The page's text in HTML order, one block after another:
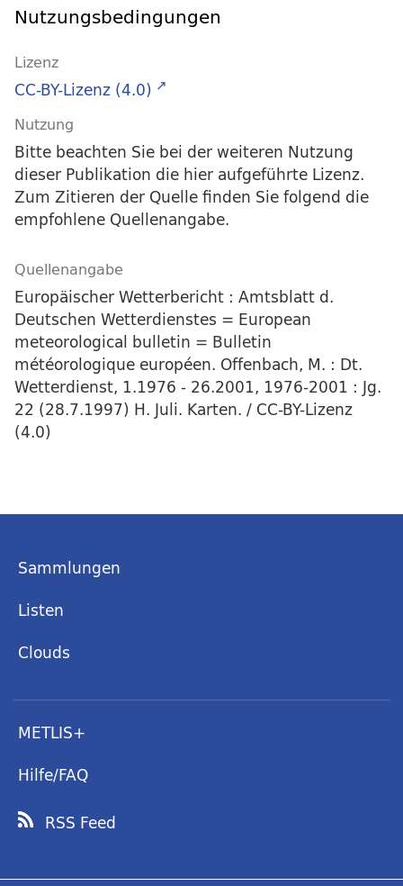
Nutzungsbedingungen
Lizenz
CC-BY-Lizenz (4.0)
Nutzung
Bitte beachten Sie bei der weiteren Nutzung
dieser Publikation die hier aufgeführte Lizenz.
Zum Zitieren der Quelle finden Sie folgend die
empfohlene Quellenangabe.
Quellenangabe
Europäischer Wetterbericht : Amtsblatt d.
Deutschen Wetterdienstes = European
meteorological bulletin = Bulletin
météorologique européen. Offenbach, M. : Dt.
Wetterdienst, 1.1976 - 26.2001, 1976-2001 : Jg.
22 (28.7.1997) H. Juli. Karten. / CC-BY-Lizenz
(4.0)
Sammlungen
Listen
Clouds
METLIS+
Hilfe/FAQ
RSS Feed